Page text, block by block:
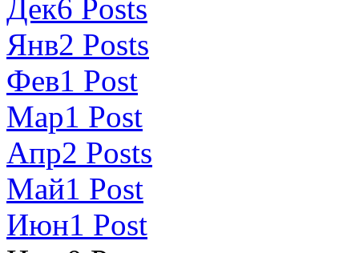
Дек6 Posts
Янв2 Posts
Фев1 Post
Мар1 Post
Апр2 Posts
Май1 Post
Июн1 Post